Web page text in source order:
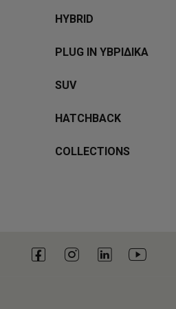
HYBRID
PLUG IN ΥΒΡΙΔΙΚΑ
SUV
HATCHBACK
COLLECTIONS